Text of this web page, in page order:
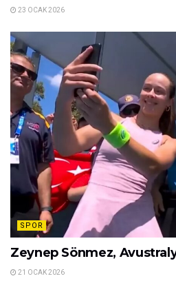
23 OCAK 2026
SPOR
Zeynep Sönmez,
21 OCAK 2026